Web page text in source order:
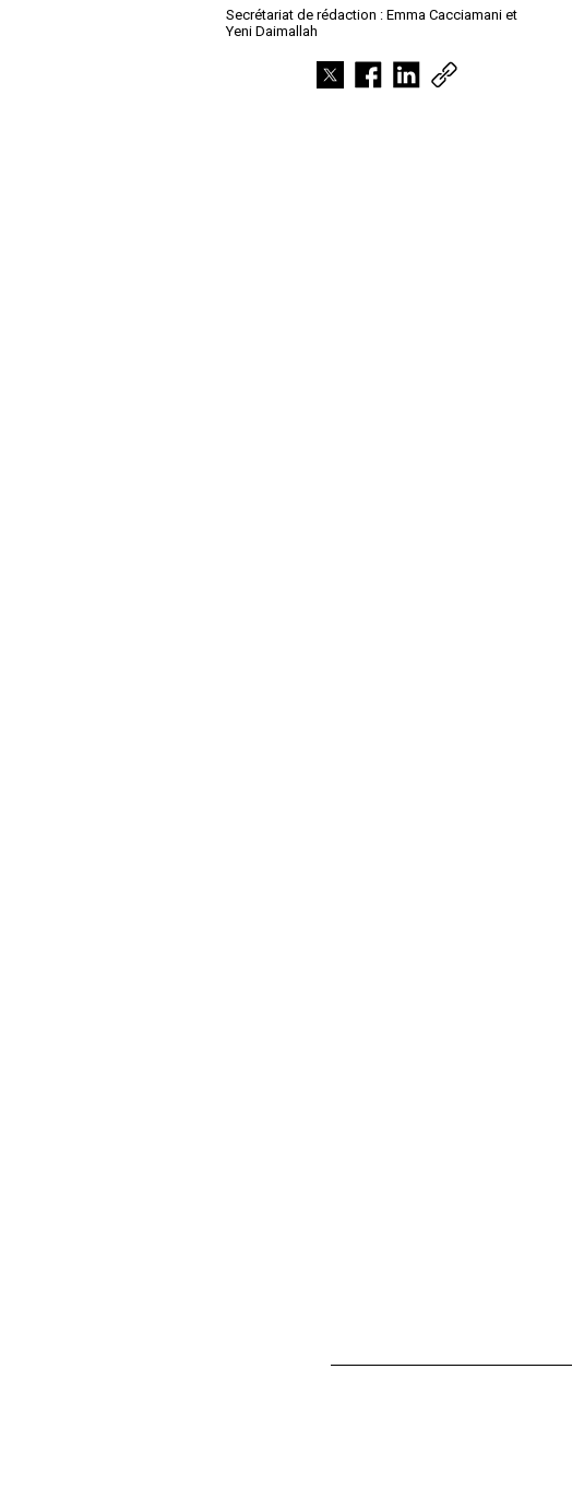
Secrétariat de rédaction : Emma Cacciamani et
Yeni Daimallah